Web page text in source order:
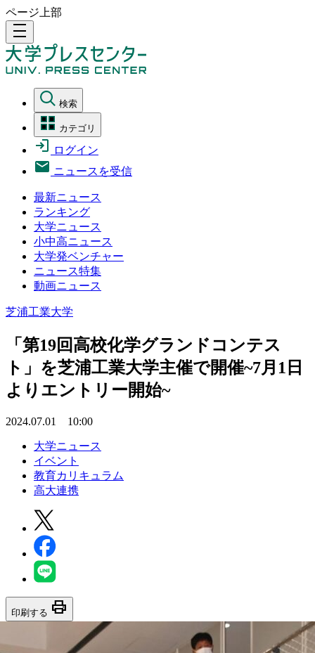
ページ上部
density_medium
検索
カテゴリ
ログイン
ニュースを受信
最新ニュース
ランキング
大学ニュース
小中高ニュース
大学発ベンチャー
ニュース特集
動画ニュース
芝浦工業大学
「第19回高校化学グランドコンテス
ト」を芝浦工業大学主催で開催~7月1日
よりエントリー開始~
2024.07.01 10:00
大学ニュース
イベント
教育カリキュラム
高大連携
印刷する print